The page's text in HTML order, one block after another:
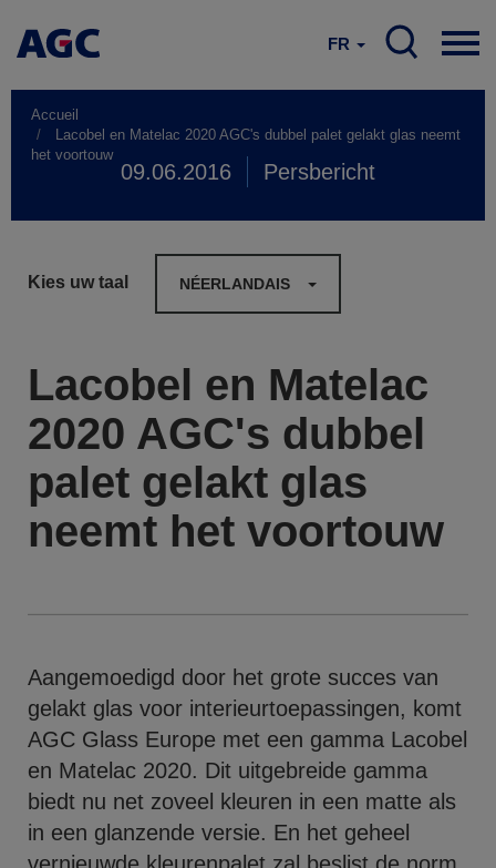
FR
Accueil
Lacobel en Matelac 2020 AGC's dubbel palet gelakt glas neemt
het voortouw
09.06.2016 Persbericht
Kies uw taal NÉERLANDAIS
Lacobel en Matelac
2020 AGC's dubbel
palet gelakt glas
neemt het voortouw
Aangemoedigd door het grote succes van
gelakt glas voor interieurtoepassingen, komt
AGC Glass Europe met een gamma Lacobel
en Matelac 2020. Dit uitgebreide gamma
biedt nu net zoveel kleuren in een matte als
in een glanzende versie. En het geheel